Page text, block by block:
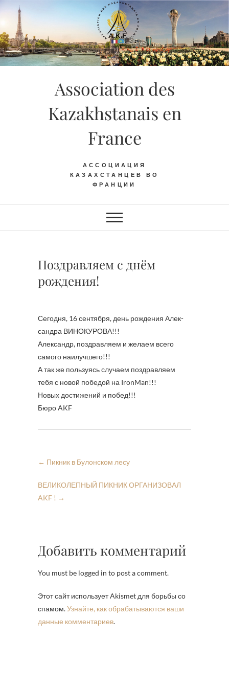
Skip
content
Association des
Kazakhstanais en
France
АССОЦИАЦИЯ
КАЗАХСТАНЦЕВ ВО
ФРАНЦИИ
Поздравляем с днём
рождения!
Сегодня, 16 сентября, день рождения Алек­
сандра ВИНОКУРОВА!!!
Александр, поздравл­яем и желаем всего
самого наилучшего!!!
А так же пользуясь случаем поздравляем
тебя с новой победой на IronMan!!!
Новых достижений и побед!!!
Бюро AKF
← Пикник в Булонском лесу
ВЕЛИКОЛЕПНЫЙ ПИКНИК ОРГАНИЗОВАЛ
AKF ! →
Добавить комментарий
You must be logged in to post a comment.
Этот сайт использует Akismet для борьбы со
спамом.Узнайте, как обрабатываются ваши
данные комментариев.